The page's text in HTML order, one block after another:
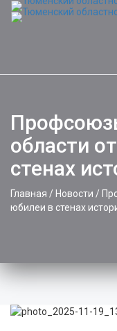
области
стенах
Главная / Новости /
юбилеи в стенах